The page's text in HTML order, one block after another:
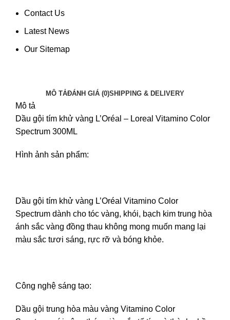
Contact Us
Latest News
Our Sitemap
MÔ TẢĐÁNH GIÁ (0)SHIPPING & DELIVERY
Mô tả
Dầu gội tím khử vàng L’Oréal – Loreal Vitamino Color
Spectrum 300ML
Hình ảnh sản phẩm:
Dầu gội tím khử vàng L’Oréal Vitamino Color
Spectrum dành cho tóc vàng, khói, bạch kim trung hòa
ánh sắc vàng đồng thau không mong muốn mang lại
màu sắc tươi sáng, rực rỡ và bóng khỏe.
Công nghệ sáng tạo:
Dầu gội trung hòa màu vàng Vitamino Color